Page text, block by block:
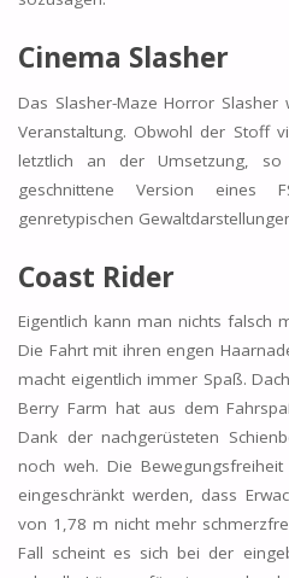
Cinema Slasher
Das Slasher-Maze Horror
Veranstaltung. Obwohl der Stoff
letztlich an der Umsetzung,
geschnittene Version eines
genretypischen
Coast Rider
Eigentlich kann man nichts falsch
Die Fahrt mit ihren engen
macht eigentlich immer Spaß.
Berry Farm hat aus dem
Dank der nachgerüsteten
noch weh. Die
eingeschränkt werden, dass
von 1,78 m nicht mehr
Fall scheint es sich bei der